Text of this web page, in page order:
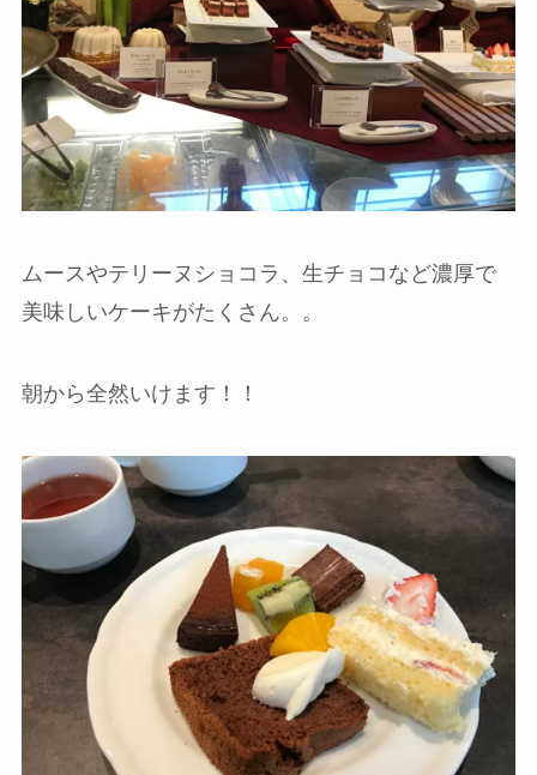
ムースやテリーヌショコラ、生チョコなど濃厚で
美味しいケーキがたくさん。。
朝から全然いけます！！